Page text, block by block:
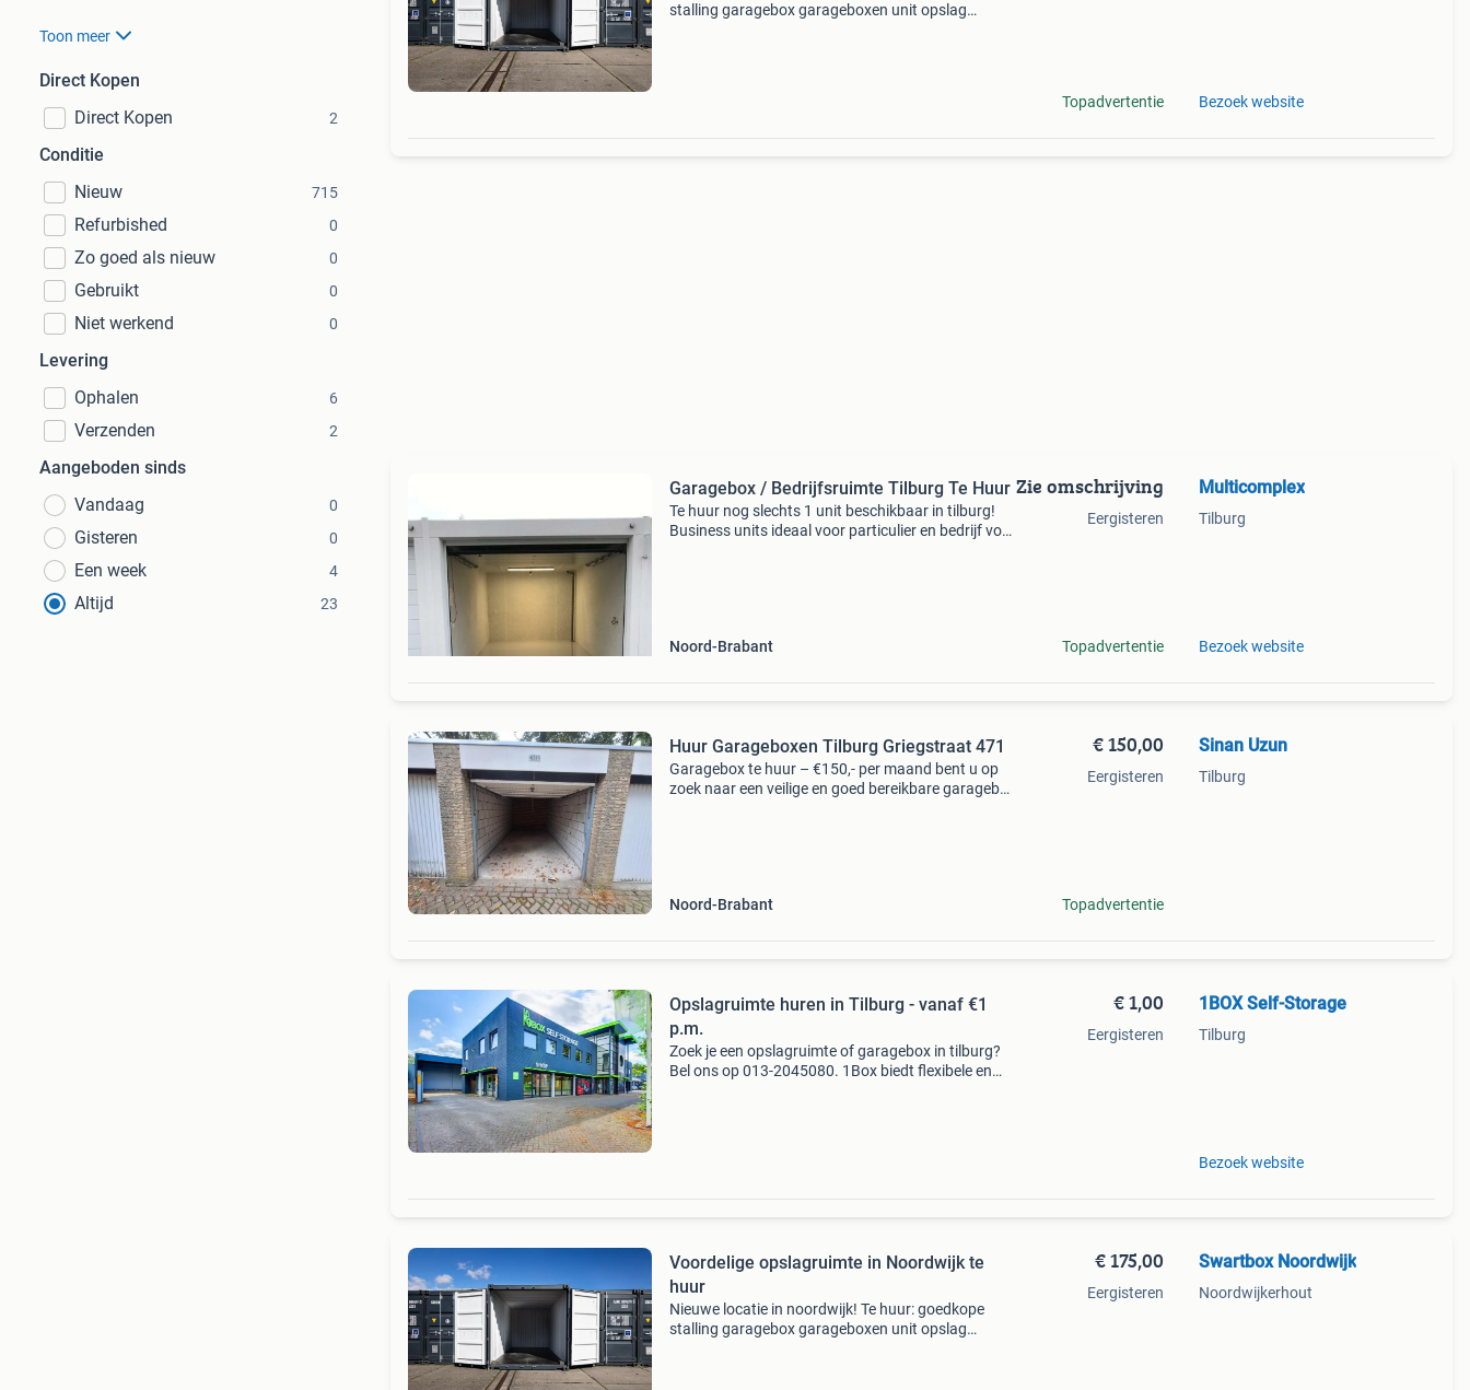
Toon meer
Direct Kopen
Direct Kopen
2
Conditie
Nieuw
715
Refurbished 0
Zo goed als nieuw 0
Gebruikt 0
Niet werkend 0
Levering
Ophalen
6
Verzenden 2
Aangeboden sinds
Vandaag
0
Gisteren 0
Een week 4
Altijd 23
stalling garagebox garageboxen unit opslag
Topadvertentie Bezoek website
Garagebox / Bedrijfsruimte Tilburg Te Huur
Te huur nog slechts 1 unit beschikbaar in tilburg!
Business units ideaal voor particulier en bedrijf voor
Noord-Brabant
Zie omschrijving
Eergisteren
Topadvertentie
Multicomplex
Tilburg
Bezoek website
Huur Garageboxen Tilburg Griegstraat 471
Garagebox te huur – €150,- per maand bent u op
zoek naar een veilige en goed bereikbare garagebox
Noord-Brabant
€ 150,00
Eergisteren
Topadvertentie
Sinan Uzun
Tilburg
Opslagruimte huren in Tilburg - vanaf €1
p.m.
Zoek je een opslagruimte of garagebox in tilburg?
Bel ons op 013-2045080. 1Box biedt flexibele en
€ 1,00
Eergisteren
1BOX Self-Storage
Tilburg
Bezoek website
Voordelige opslagruimte in Noordwijk te
huur
Nieuwe locatie in noordwijk! Te huur: goedkope
stalling garagebox garageboxen unit opslag
€ 175,00
Eergisteren
Swartbox Noordwijk
Noordwijkerhout